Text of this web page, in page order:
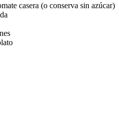
casera (o conserva sin azúcar)